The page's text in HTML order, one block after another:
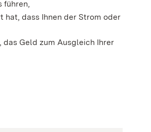
führen,
hat, dass Ihnen der Strom oder
Geld zum Ausgleich Ihrer